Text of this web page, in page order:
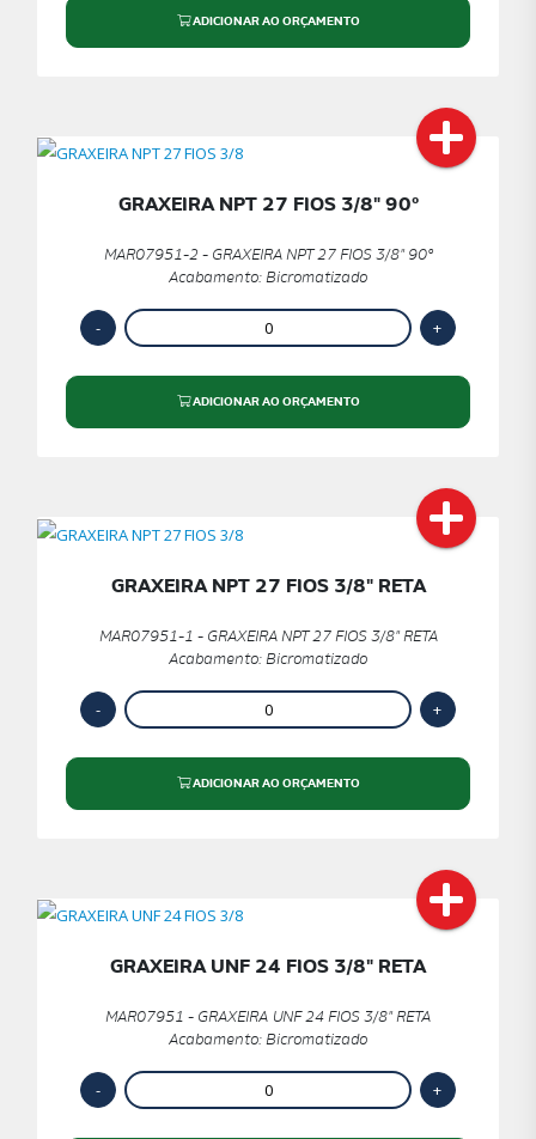
ADICIONAR AO ORÇAMENTO
GRAXEIRA NPT 27 FIOS 3/8" 90º
MAR07951-2 - GRAXEIRA NPT 27 FIOS 3/8" 90º
Acabamento: Bicromatizado
ADICIONAR AO ORÇAMENTO
GRAXEIRA NPT 27 FIOS 3/8" RETA
MAR07951-1 - GRAXEIRA NPT 27 FIOS 3/8" RETA
Acabamento: Bicromatizado
ADICIONAR AO ORÇAMENTO
GRAXEIRA UNF 24 FIOS 3/8" RETA
MAR07951 - GRAXEIRA UNF 24 FIOS 3/8" RETA
Acabamento: Bicromatizado